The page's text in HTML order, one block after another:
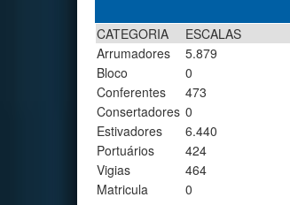
CATEGORIA
ESCALAS
Arrumadores
5.879
Bloco
0
Conferentes
473
Consertadores 0
Estivadores
6.440
Portuários
424
Vigias
464
Matricula
0